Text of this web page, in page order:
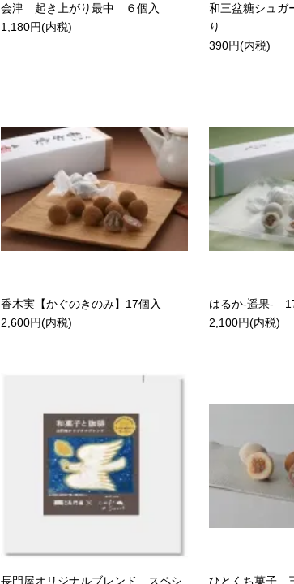
会津 起き上がり最中 ６個入
1,180円(内税)
和三盆糖シュ
り
390円(内税)
香木実【かぐのきのみ】17個入
2,600円(内税)
はるか-遥果-
2,100円(内税)
長門屋オリジナルブレンド スペシ ひとくち菓子